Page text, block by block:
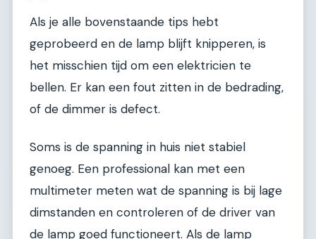
Als je alle bovenstaande tips hebt
geprobeerd en de lamp blijft knipperen, is
het misschien tijd om een elektricien te
bellen. Er kan een fout zitten in de bedrading,
of de dimmer is defect.
Soms is de spanning in huis niet stabiel
genoeg. Een professional kan met een
multimeter meten wat de spanning is bij lage
dimstanden en controleren of de driver van
de lamp goed functioneert. Als de lamp